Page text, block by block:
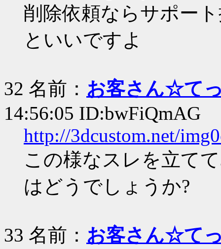
削除依頼ならサポー
といいですよ
32 名前： お客さん☆て
14:56:05 ID:bwFiQmAG
http://3dcustom.net/
この様なスレを立て
はどうでしょうか?
33 名前： お客さん☆て